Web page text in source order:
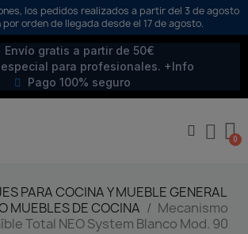
los pedidos realizados a partir del 3 de agosto
orden de llegada desde el 17 de agosto.
Envío gratis a partir de 50€
para profesionales. +Info
Pago 100% seguro
PARA COCINA Y MUEBLE GENERAL
MUEBLES DE COCINA
Mecanismo
Total NEO System Blanco Mod. 90